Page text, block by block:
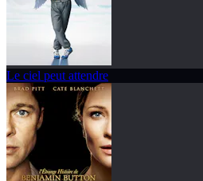
Le ciel peut attendre